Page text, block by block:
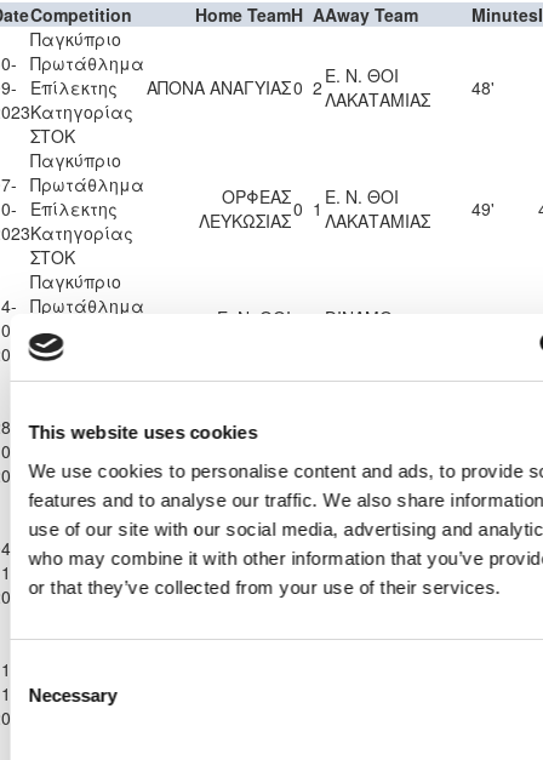
This website uses cookies
We use cookies to personalise content and ads, to provide
features and to analyse our traffic. We also share
use of our site with our social media, advertising and
who may combine it with other information that you’ve
or that they’ve collected from your use of their services.
Selection
Necessary
Competition Home TeamH AAway Team Minutes
Παγκύπριο
Πρωτάθλημα
Επίλεκτης
Κατηγορίας
ΣΤΟΚ
ΑΠΟΝΑ ΑΝΑΓΥΙΑΣ0 2 Ε. Ν. ΘΟΙ
ΛΑΚΑΤΑΜΙΑΣ
48'
Παγκύπριο
Πρωτάθλημα
Επίλεκτης
Κατηγορίας
ΣΤΟΚ
ΟΡΦΕΑΣ
ΛΕΥΚΩΣΙΑΣ0 1 Ε. Ν. ΘΟΙ
ΛΑΚΑΤΑΜΙΑΣ
49'
Παγκύπριο
Πρωτάθλημα
Επίλεκτης
Κατηγορίας
ΣΤΟΚ
Ε. Ν. ΘΟΙ
DINAMO
Πρωτάθλημα
Κατηγορίας
ΣΤΟΚ
Ε. Ν. ΘΟΙ
ΛΑΚΑΤΑΜΙΑΣ
2022
Παγκύπριο
Πρωτάθλημα
Επίλεκτης
Κατηγορίας
ΑΘΛΗΤΙΚΗ
ΕΝΩΣΗ
ΤΡΟΥΛΛΩΝ
2 0 Ε. Ν. ΘΟΙ
ΛΑΚΑΤΑΜΙΑΣ
97'
Παγκύπριο
Επίλεκτης